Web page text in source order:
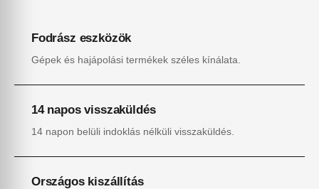
Fodrász eszközök
Gépek és hajápolási termékek széles kínálata.
14 napos visszaküldés
14 napon belüli indoklás nélküli visszaküldés.
Országos kiszállítás